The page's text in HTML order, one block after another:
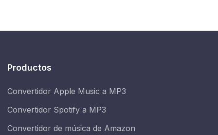
Productos
Convertidor Apple Music a MP3
Convertidor Spotify a MP3
Convertidor de música de Amazon